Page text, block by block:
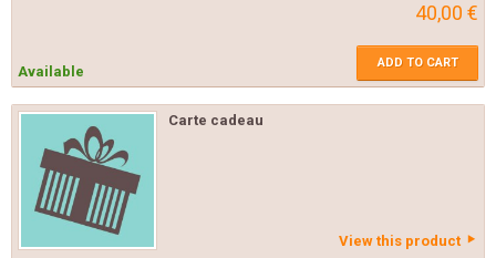
40,00 €
Available
ADD TO CART
Carte cadeau
View this product